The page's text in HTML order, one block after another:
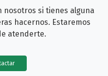
nosotros si tienes alguna
hacernos. Estaremos
atenderte.